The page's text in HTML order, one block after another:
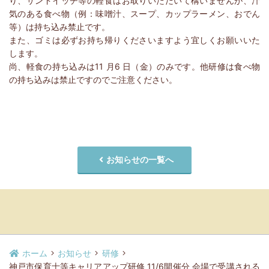
気のある食べ物（例：味噌汁、スープ、カップラーメン、おでん
等）は持ち込み禁止です。
また、ゴミは必ずお持ち帰りくださいますよう宜しくお願いいた
します。
尚、軽食の持ち込みは11 月6 日（金）のみです。他研修は食べ物
の持ち込みは禁止ですのでご注意ください。
お知らせの一覧へ
ホーム お知らせ
研修
神戸市保育士等キャリアアップ研修 11/6開催分 会場で受講される